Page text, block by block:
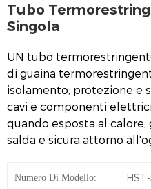
Tubo
Singola
UN tubo
di guaina
isolamento, protezione e
cavi e componenti
quando esposta al
salda e sicura attorno
Numero Di Modello: